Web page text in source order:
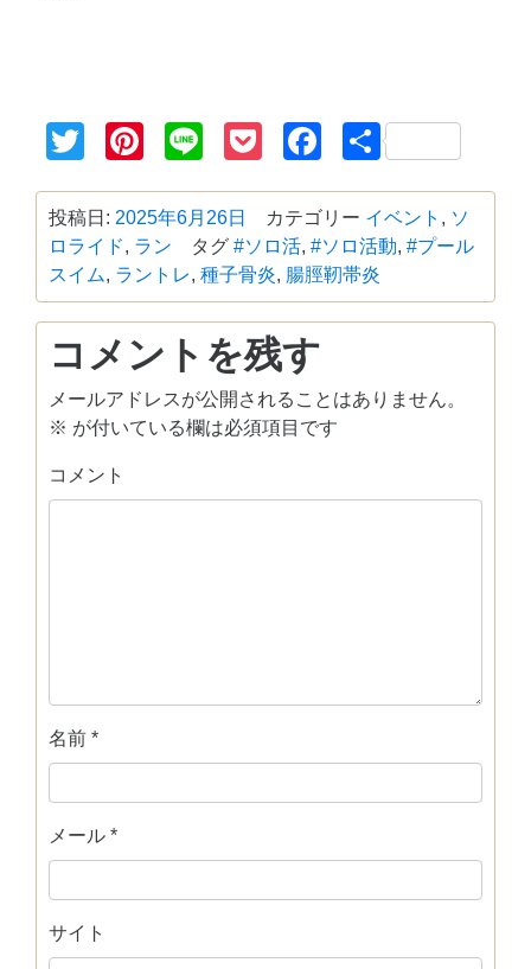
TwitterPinterest
Line PocketFacebook
共
有
投稿日: 2025年6月26日 カテゴリー イベント , ソ
ロライド, ラン タグ #ソロ活, #ソロ活動, #プール
スイム, ラントレ, 種子骨炎, 腸脛靭帯炎
コメントを残す
メールアドレスが公開されることはありません。
※ が付いている欄は必須項目です
コメント
名前 *
メール *
サイト